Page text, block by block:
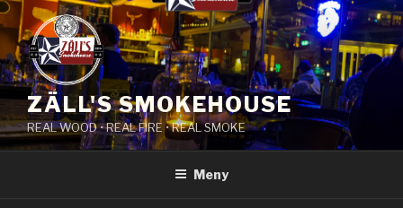
Hoppa
till
innehåll
ZÄLL'S SMOKEHOUSE
REAL WOOD • REAL FIRE • REAL SMOKE
Meny